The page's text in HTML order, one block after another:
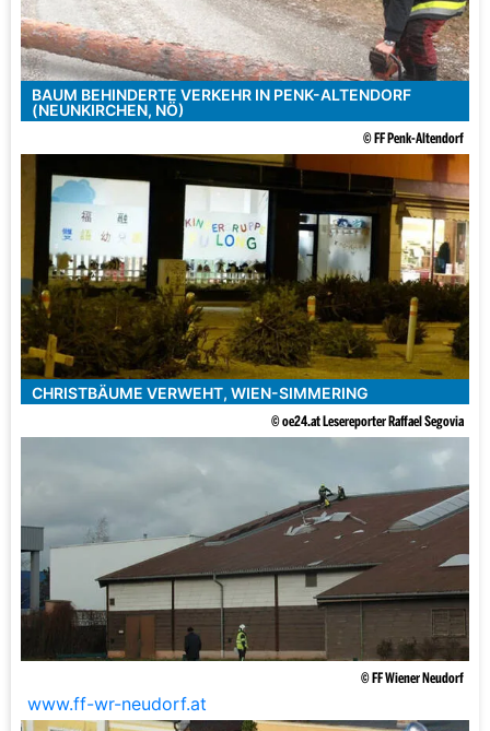
BAUM BEHINDERTE VERKEHR IN PENK-ALTENDORF
(NEUNKIRCHEN, NÖ)
© FF Penk-Altendorf
CHRISTBÄUME VERWEHT, WIEN-SIMMERING
© oe24.at Lesereporter Raffael Segovia
© FF Wiener Neudorf
www.ff-wr-neudorf.at